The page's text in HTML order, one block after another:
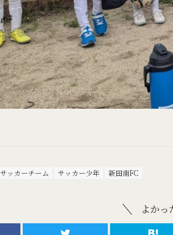
サッカーチーム サッカー少年 新田南FC
よかっ